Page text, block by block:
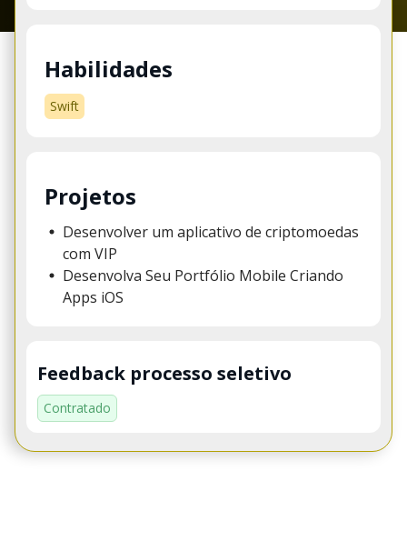
Habilidades
Swift
Projetos
Desenvolver um aplicativo de criptomoedas
com VIP
Desenvolva Seu Portfólio Mobile Criando
Apps iOS
Feedback processo seletivo
Contratado